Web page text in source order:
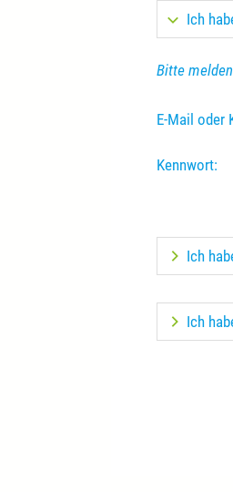
Ich
Bitte
E-Mail oder
Kennwort:
Ich
Ich